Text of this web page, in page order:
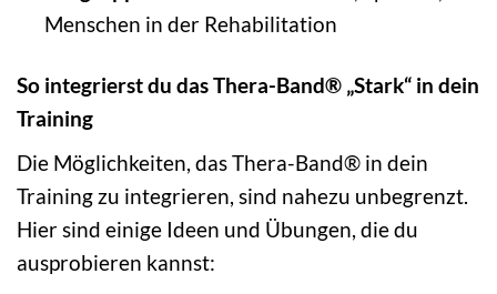
Menschen in der Rehabilitation
So integrierst du das Thera-Band® „Stark“ in dein
Training
Die Möglichkeiten, das Thera-Band® in dein
Training zu integrieren, sind nahezu unbegrenzt.
Hier sind einige Ideen und Übungen, die du
ausprobieren kannst: